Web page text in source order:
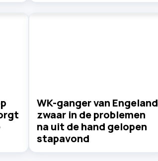
WK-ganger van Engeland
zwaar in de problemen
na uit de hand gelopen
stapavond